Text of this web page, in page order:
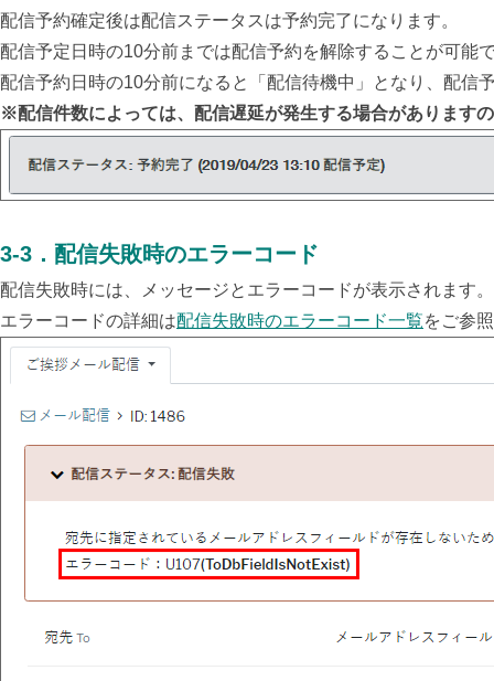
配信予約確定後は配信ステータスは予約完了になります。
配信予定日時の10分前までは配信予約を解除することが可能
配信予約日時の10分前になると「配信待機中」となり、配信
※配信件数によっては、配信遅延が発生する場合があります
3-3 ． 配信失敗時のエラーコード
配信失敗時には、メッセージとエラーコードが表示されます。
エラーコードの詳細は配信失敗時のエラーコード一覧をご参